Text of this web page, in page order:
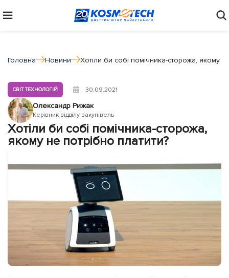
Головна Новини Хотіли би собі помічника-сторожа, якому
СВІТ ТЕХНОЛОГІЙ 30.09.2021
Олександр Рижак
Керівник відділу закупівель
Хотіли би собі помічника-сторожа,
якому не потрібно платити?